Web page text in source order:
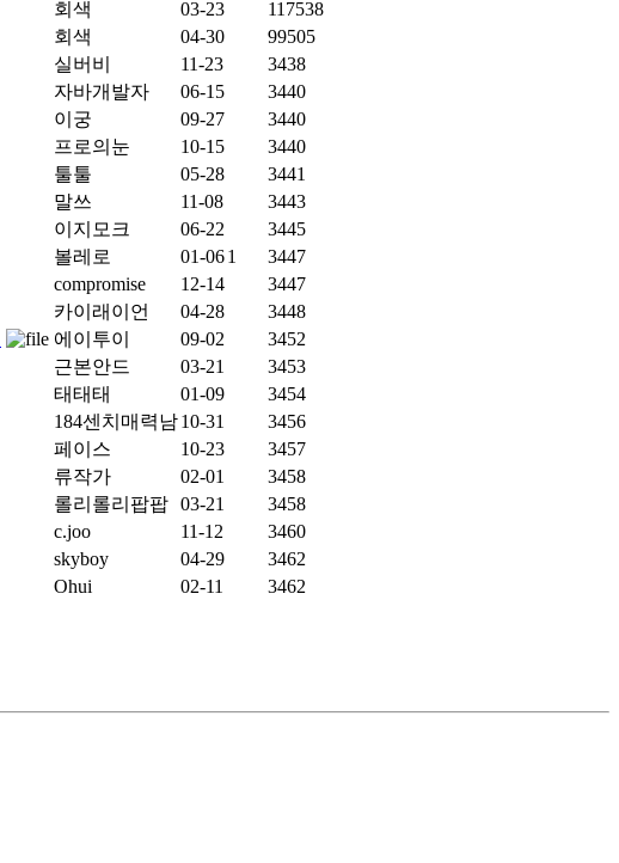
회색 03-23
117538
회색 04-30
99505
실버비 11-23
3438
자바개발자 06-15
3440
이궁 09-27
3440
프로의눈 10-15
3440
툴툴 05-28
3441
말쓰 11-08
3443
이지모크 06-22
3445
볼레로 01-061
3447
compromise 12-14
3447
카이래이언 04-28
3448
에이투이 09-02
3452
근본안드 03-21
3453
태태태 01-09
3454
184센치매력남10-31
3456
페이스 10-23
3457
류작가 02-01
3458
롤리롤리팝팝 03-21
3458
c.joo 11-12
3460
skyboy 04-29
3462
Ohui 02-11
3462